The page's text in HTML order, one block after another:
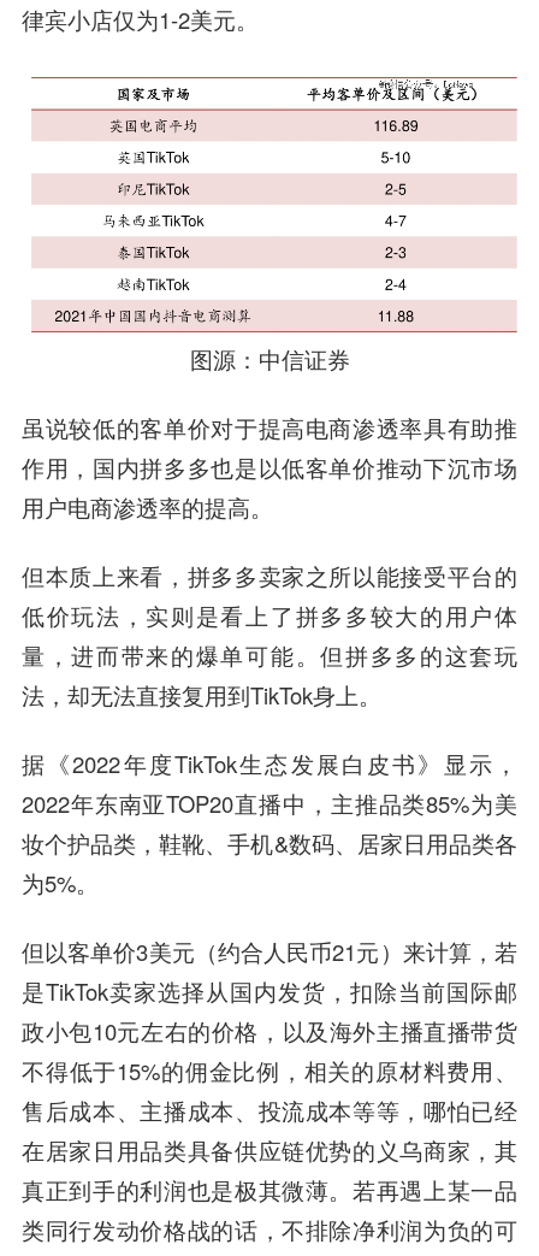
律宾小店仅为1-2美元。
图源：中信证券
虽说较低的客单价对于提高电商渗透率具有助推
作用，国内拼多多也是以低客单价推动下沉市场
用户电商渗透率的提高。
但本质上来看，拼多多卖家之所以能接受平台的
低价玩法，实则是看上了拼多多较大的用户体
量，进而带来的爆单可能。但拼多多的这套玩
法，却无法直接复用到TikTok身上。
据《2022年度TikTok生态发展白皮书》显示，
2022年东南亚TOP20直播中，主推品类85%为美
妆个护品类，鞋靴、手机&数码、居家日用品类各
为5%。
但以客单价3美元（约合人民币21元）来计算，若
是TikTok卖家选择从国内发货，扣除当前国际邮
政小包10元左右的价格，以及海外主播直播带货
不得低于15%的佣金比例，相关的原材料费用、
售后成本、主播成本、投流成本等等，哪怕已经
在居家日用品类具备供应链优势的义乌商家，其
真正到手的利润也是极其微薄。若再遇上某一品
类同行发动价格战的话，不排除净利润为负的可